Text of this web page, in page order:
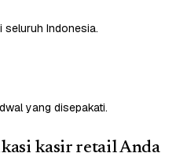
Indonesia.
yang disepakati.
kasir retail Anda